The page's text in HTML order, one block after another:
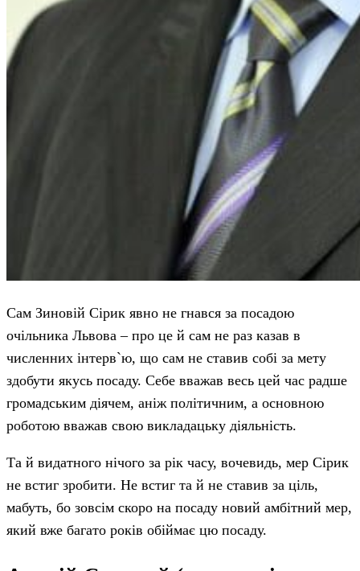
Сам Зиновій Сірик явно не гнався за посадою
очільника Львова – про це й сам не раз казав в
численних інтерв`ю, що сам не ставив собі за мету
здобути якусь посаду. Себе вважав весь цей час радше
громадським діячем, аніж політичним, а основною
роботою вважав свою викладацьку діяльність.
Та й видатного нічого за рік часу, вочевидь, мер Сірик
не встиг зробити. Не встиг та й не ставив за ціль,
мабуть, бо зовсім скоро на посаду новий амбітний мер,
який вже багато років обіймає цю посаду.